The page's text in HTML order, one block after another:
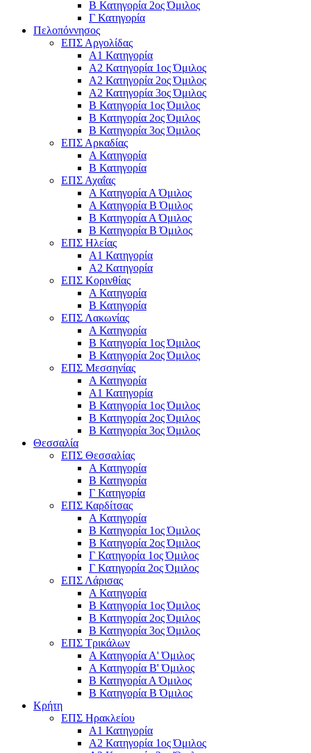
Β Κατηγορία 2ος Όμιλος
Γ Κατηγορία
Πελοπόννησος
ΕΠΣ Αργολίδας
Α1 Κατηγορία
Α2 Κατηγορία 1ος Όμιλος
Α2 Κατηγορία 2ος Όμιλος
Α2 Κατηγορία 3ος Όμιλος
Β Κατηγορία 1ος Όμιλος
Β Κατηγορία 2ος Όμιλος
Β Κατηγορία 3ος Όμιλος
ΕΠΣ Αρκαδίας
Α Κατηγορία
Β Κατηγορία
ΕΠΣ Αχαΐας
Α Κατηγορία Α Όμιλος
Α Κατηγορία Β Όμιλος
Β Κατηγορία Α Όμιλος
Β Κατηγορία Β Όμιλος
ΕΠΣ Ηλείας
Α1 Κατηγορία
Α2 Κατηγορία
ΕΠΣ Κορινθίας
Α Κατηγορία
Β Κατηγορία
ΕΠΣ Λακωνίας
Α Κατηγορία
Β Κατηγορία 1ος Όμιλος
Β Κατηγορία 2ος Όμιλος
ΕΠΣ Μεσσηνίας
Α Κατηγορία
Α1 Κατηγορία
Β Κατηγορία 1ος Όμιλος
Β Κατηγορία 2ος Όμιλος
Β Κατηγορία 3ος Όμιλος
Θεσσαλία
ΕΠΣ Θεσσαλίας
Α Κατηγορία
Β Κατηγορία
Γ Κατηγορία
ΕΠΣ Καρδίτσας
Α Κατηγορία
Β Κατηγορία 1ος Όμιλος
Β Κατηγορία 2ος Όμιλος
Γ Κατηγορία 1ος Όμιλος
Γ Κατηγορία 2ος Όμιλος
ΕΠΣ Λάρισας
Α Κατηγορία
Β Κατηγορία 1ος Όμιλος
Β Κατηγορία 2ος Όμιλος
Β Κατηγορία 3ος Όμιλος
ΕΠΣ Τρικάλων
Α Κατηγορία Α' Όμιλος
Α Κατηγορία Β' Όμιλος
Β Κατηγορία Α Όμιλος
Β Κατηγορία Β Όμιλος
Κρήτη
ΕΠΣ Ηρακλείου
Α1 Κατηγορία
Α2 Κατηγορία 1ος Όμιλος